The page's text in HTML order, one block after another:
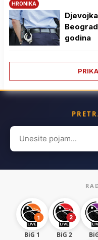
HRONIKA
godina
Search
for:
BiG 1 BiG 2